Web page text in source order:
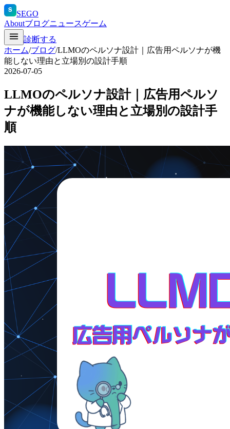
S
SEGO
Aboutブログニュースゲーム
診断する
ホーム/ブログ/LLMOのペルソナ設計｜広告用ペルソナが機
能しない理由と立場別の設計手順
2026-07-05
LLMOのペルソナ設計｜広告用ペルソ
ナが機能しない理由と立場別の設計手
順